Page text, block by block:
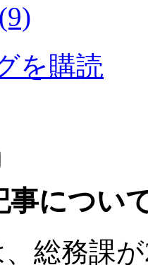
を購読
事につい
総務課